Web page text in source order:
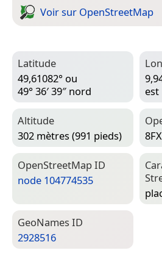
Voir sur Open­Street­Map
Latitude
49,61082° ou
49° 36′ 39″ nord
est
Altitude
302 mètres (991 pieds)
Open­Street­Map ID
node 104774535
Geo­Names ID
2928516